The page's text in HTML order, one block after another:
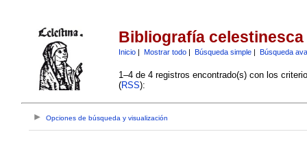
Bibliografía celestinesca
Inicio| Mostrar todo| Búsqueda simple| Búsqueda
1–4 de 4 registros encontrado(s) con los
(RSS):
Opciones de búsqueda y visualización